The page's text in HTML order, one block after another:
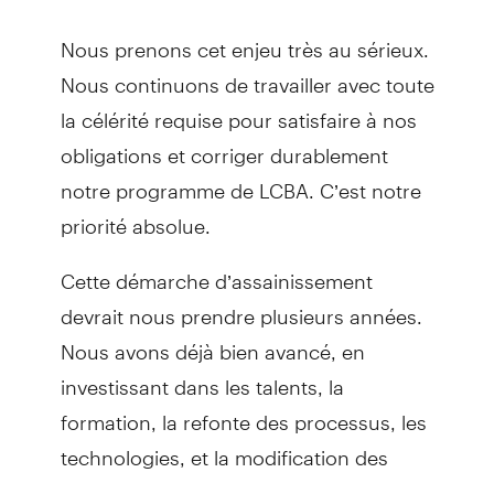
Nous prenons cet enjeu très au sérieux.
Nous continuons de travailler avec toute
la célérité requise pour satisfaire à nos
obligations et corriger durablement
notre programme de LCBA. C’est notre
priorité absolue.
Cette démarche d’assainissement
devrait nous prendre plusieurs années.
Nous avons déjà bien avancé, en
investissant dans les talents, la
formation, la refonte des processus, les
technologies, et la modification des